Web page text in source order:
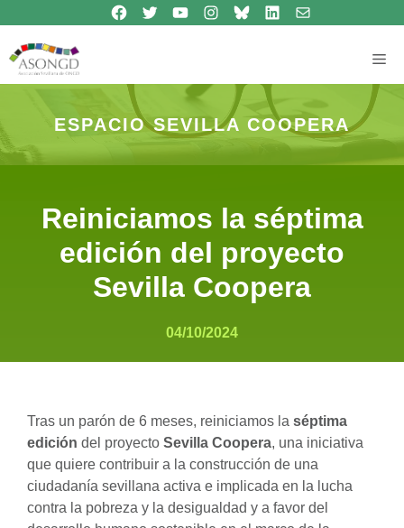
contenido
Síguenos en Facebook
Síguenos en TwitterSíguenos en Youtube
Síguenos en Instagram
Bluesky
Síguenos en Linkedincontacto
ESPACIO SEVILLA COOPERA
Reiniciamos la séptima
edición del proyecto
Sevilla Coopera
04/10/2024
Tras un parón de 6 meses, reiniciamos la séptima
edición del proyecto Sevilla Coopera, una iniciativa
que quiere contribuir a la construcción de una
ciudadanía sevillana activa e implicada en la lucha
contra la pobreza y la desigualdad y a favor del